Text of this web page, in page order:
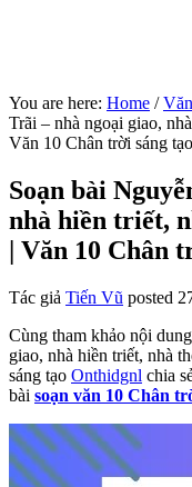
You are here: Home /
Trãi – nhà ngoại giao,
Văn 10 Chân trời sáng tạo
Soạn bài
nhà hiền triết,
| Văn 10 Chân
Tác giả Tiến Vũ posted
Cùng tham khảo nội
giao, nhà hiền triết, nhà
sáng tạo Onthidgnl chia
bài soạn văn 10 Chân